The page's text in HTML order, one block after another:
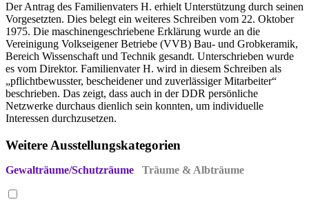
Der Antrag des Familienvaters H. erhielt Unterstützung durch seinen
Vorgesetzten. Dies belegt ein weiteres Schreiben vom 22. Oktober
1975. Die maschinengeschriebene Erklärung wurde an die
Vereinigung Volkseigener Betriebe (VVB) Bau- und Grobkeramik,
Bereich Wissenschaft und Technik gesandt. Unterschrieben wurde
es vom Direktor. Familienvater H. wird in diesem Schreiben als
„pflichtbewusster, bescheidener und zuverlässiger Mitarbeiter“
beschrieben. Das zeigt, dass auch in der DDR persönliche
Netzwerke durchaus dienlich sein konnten, um individuelle
Interessen durchzusetzen.
Weitere Ausstellungskategorien
Gewalträume/Schutzräume Träume & Albträume